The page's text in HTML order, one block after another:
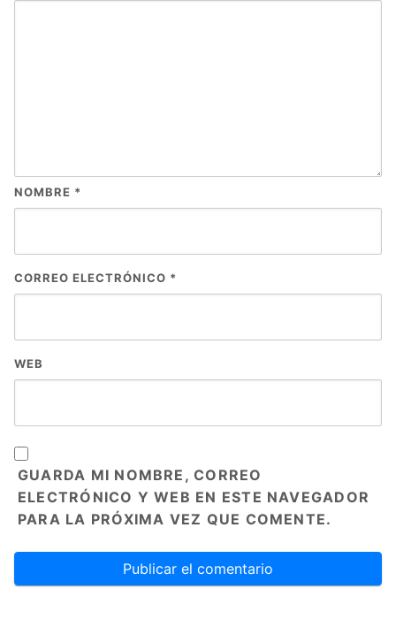
NOMBRE *
CORREO ELECTRÓNICO *
WEB
GUARDA MI NOMBRE, CORREO
ELECTRÓNICO Y WEB EN ESTE NAVEGADOR
PARA LA PRÓXIMA VEZ QUE COMENTE.